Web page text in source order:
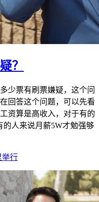
？
少票有刷票嫌疑，这个问
回答这个问题，可以先看
资算是高收入，对于有的
的人来说月薪5W才勉强够
举行